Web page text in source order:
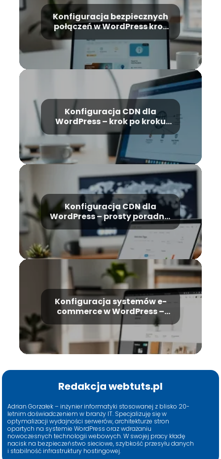
Konfiguracja bezpiecznych
połączeń w WordPress krok
Konfiguracja CDN dla
WordPress – krok po kroku
dla początkujących
Konfiguracja CDN dla
WordPress – prosty poradnik
krok po kroku
Konfiguracja systemów e-
commerce w WordPress –
kompletny poradnik
Redakcja webtuts.pl
Adrian Gorzałek – inżynier informatyki stosowanej z blisko 20-
letnim doświadczeniem w branży IT. Specjalizuję się w
optymalizacji wydajności serwerów, architekturze stron
opartych na systemie WordPress oraz wdrażaniu
nowoczesnych technologii webowych. W swojej pracy kładę
nacisk na bezpieczeństwo sieciowe, szybkość przesyłu danych
i stabilność infrastruktury hostingowej.